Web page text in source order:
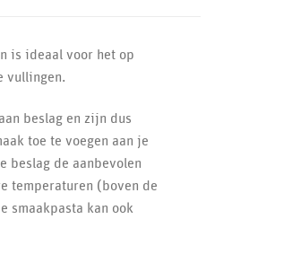
is ideaal voor het op
vullingen.
beslag en zijn dus
toe te voegen aan je
beslag de aanbevolen
temperaturen (boven de
smaakpasta kan ook